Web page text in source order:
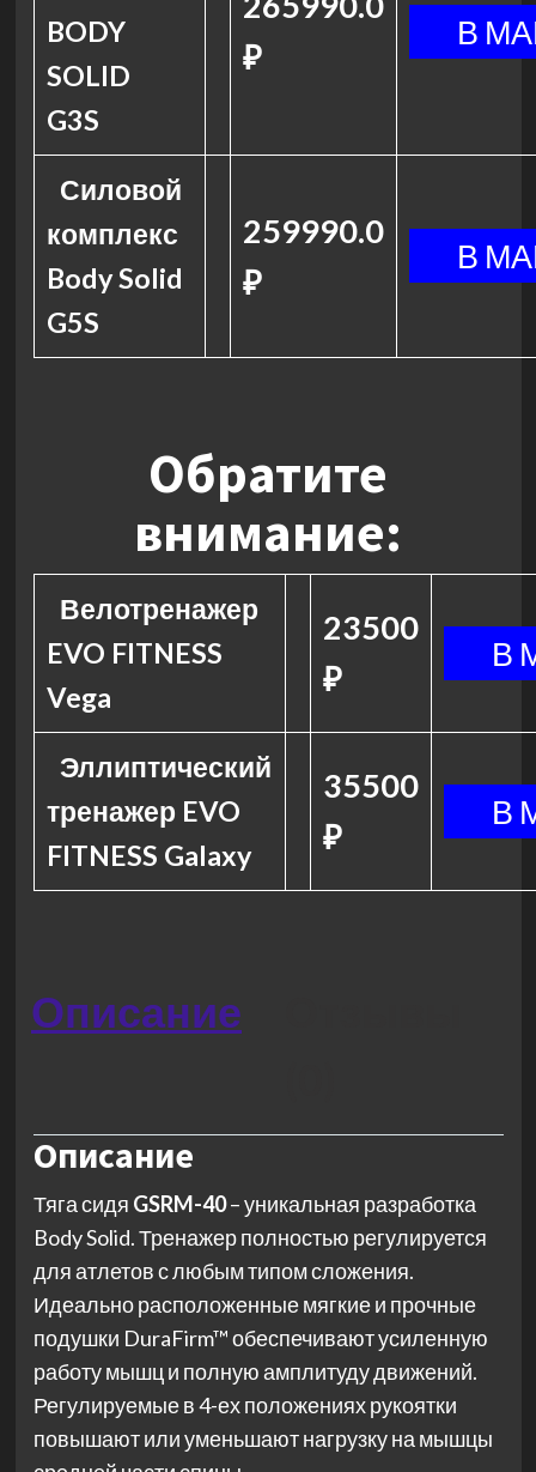
BODY
SOLID
G3S
₽
Силовой
комплекс
Body Solid
G5S
259990.0
₽
Обратите
внимание:
Велотренажер
EVO FITNESS
Vega
23500
₽
Эллиптический
тренажер EVO
FITNESS Galaxy
35500
₽
Описание
Описание
Тяга сидя GSRM-40– уникальная разработка
Body Solid. Тренажер полностью регулируется
для атлетов с любым типом сложения.
Идеально расположенные мягкие и прочные
подушки DuraFirm™ обеспечивают усиленную
работу мышц и полную амплитуду движений.
Регулируемые в 4-ех положениях рукоятки
повышают или уменьшают нагрузку на мышцы